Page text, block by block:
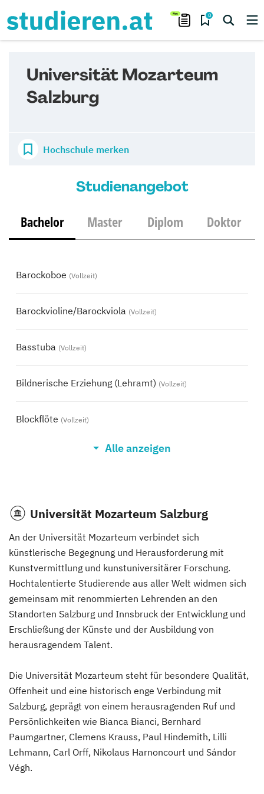
0
Universität Mozarteum
Salzburg
Hochschule merken
Studienangebot
Bachelor Master Diplom Doktor
Barockoboe (Vollzeit)
Barockvioline/Barockviola (Vollzeit)
Basstuba (Vollzeit)
Bildnerische Erziehung (Lehramt) (Vollzeit)
Blockflöte (Vollzeit)
Gesang (Vollzeit)
Gestaltung: Technik. Textil (Lehramt) (Vollzeit)
Gitarre (Vollzeit)
Harfe (Vollzeit)
Horn (Vollzeit)
Instrumental(gesangs)pädagogisches Studium
Akkordeon
(Vollzeit)
Alle anzeigen
Universität Mozarteum Salzburg
An der Universität Mozarteum verbindet sich
künstlerische Begegnung und Herausforderung mit
Kunstvermittlung und kunstuniversitärer Forschung.
Hochtalentierte Studierende aus aller Welt widmen sich
gemeinsam mit renommierten Lehrenden an den
Standorten Salzburg und Innsbruck der Entwicklung und
Erschließung der Künste und der Ausbildung von
herausragendem Talent.
Die Universität Mozarteum steht für besondere Qualität,
Offenheit und eine historisch enge Verbindung mit
Salzburg, geprägt von einem herausragenden Ruf und
Persönlichkeiten wie Bianca Bianci, Bernhard
Paumgartner, Clemens Krauss, Paul Hindemith, Lilli
Lehmann, Carl Orff, Nikolaus Harnoncourt und Sándor
Végh.